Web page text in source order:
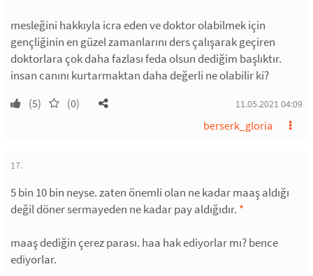
mesleğini hakkıyla icra eden ve doktor olabilmek için
gençliğinin en güzel zamanlarını ders çalışarak geçiren
doktorlara çok daha fazlası feda olsun dediğim başlıktır.
insan canını kurtarmaktan daha değerli ne olabilir ki?
(5) (0) 11.05.2021 04:09
berserk_gloria
17.
5 bin 10 bin neyse. zaten önemli olan ne kadar maaş aldığı
değil döner sermayeden ne kadar pay aldığıdır. *
maaş dediğin çerez parası. haa hak ediyorlar mı? bence
ediyorlar.